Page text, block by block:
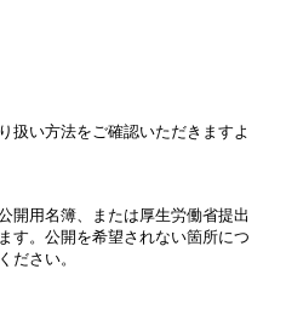
扱い方法をご確認いただきますよ
開用名簿、または厚生労働省提出
す。公開を希望されない箇所につ
ださい。